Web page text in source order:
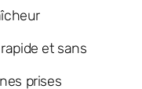
et sans
prises